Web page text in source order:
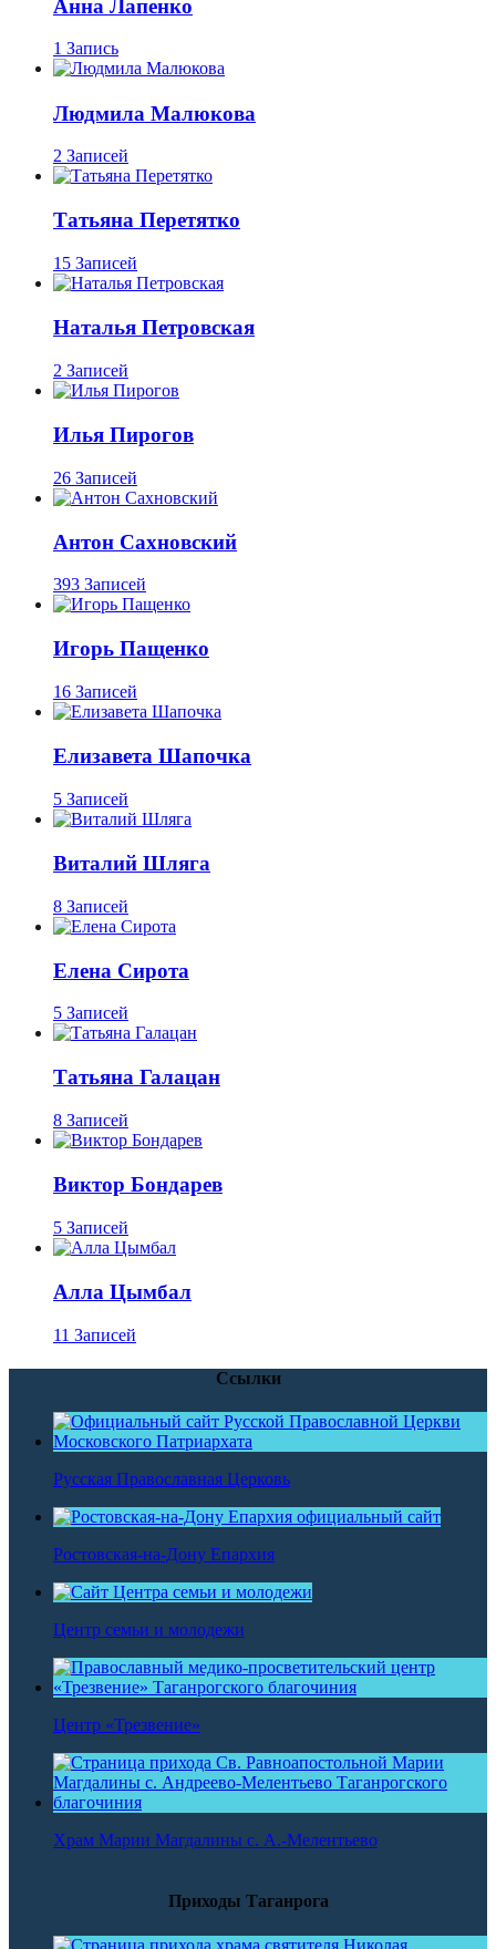
Анна Лапенко
1 Запись
Людмила Малюкова
2 Записей
Татьяна Перетятко
15 Записей
Наталья Петровская
2 Записей
Илья Пирогов
26 Записей
Антон Сахновский
393 Записей
Игорь Пащенко
16 Записей
Елизавета Шапочка
5 Записей
Виталий Шляга
8 Записей
Елена Сирота
5 Записей
Татьяна Галацан
8 Записей
Виктор Бондарев
5 Записей
Алла Цымбал
11 Записей
Ссылки
Русская Православная Церковь
Ростовская-на-Дону Епархия
Центр семьи и молодежи
Центр «Трезвение»
Храм Марии Магдалины с. А.-Мелентьево
Приходы Таганрога